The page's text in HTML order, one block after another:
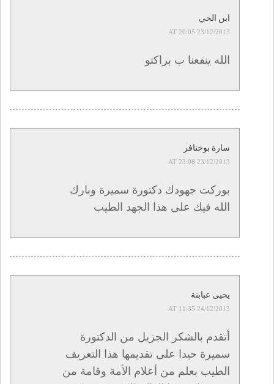
ابن الحي
23/12/2013 AT 20:05
الله ينفعنا ب براكتو
سارة بوخنافر
23/12/2013 AT 23:08
بوركت جهودك دكتورة سميرة وبارك
الله فيك على هذا الجهد الطيب
يحيى عبابنة
24/12/2013 AT 11:35
أتقدم بالشكر الجزيل من الدكتورة
سميرة حيدا على تقديمها هذا التعريف
الطيب بعلم من أعلام الأمة وقامة من